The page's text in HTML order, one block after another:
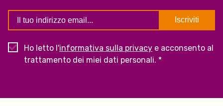
Ho letto l'informativa sulla privacy e acconsento al
trattamento dei miei dati personali. *